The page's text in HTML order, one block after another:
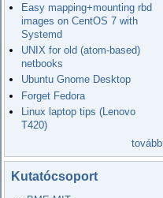
Easy mapping+mounting rbd
images on CentOS 7 with
Systemd
UNIX for old (atom-based)
netbooks
Ubuntu Gnome Desktop
Forget Fedora
Linux laptop tips (Lenovo
T420)
tovább
Kutatócsoport